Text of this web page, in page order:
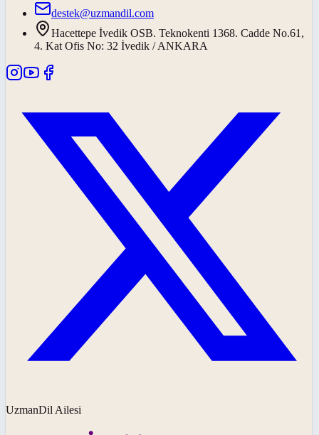
destek@uzmandil.com
Hacettepe İvedik OSB. Teknokenti 1368. Cadde No.61,
4. Kat Ofis No: 32 İvedik / ANKARA
UzmanDil Ailesi